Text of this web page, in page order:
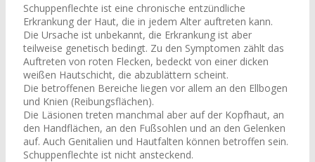
Schuppenflechte ist eine chronische entzündliche
Erkrankung der Haut, die in jedem Alter auftreten kann.
Die Ursache ist unbekannt, die Erkrankung ist aber
teilweise genetisch bedingt. Zu den Symptomen zählt das
Auftreten von roten Flecken, bedeckt von einer dicken
weißen Hautschicht, die abzublättern scheint.
Die betroffenen Bereiche liegen vor allem an den Ellbogen
und Knien (Reibungsflächen).
Die Läsionen treten manchmal aber auf der Kopfhaut, an
den Handflächen, an den Fußsohlen und an den Gelenken
auf. Auch Genitalien und Hautfalten können betroffen sein.
Schuppenflechte ist nicht ansteckend.